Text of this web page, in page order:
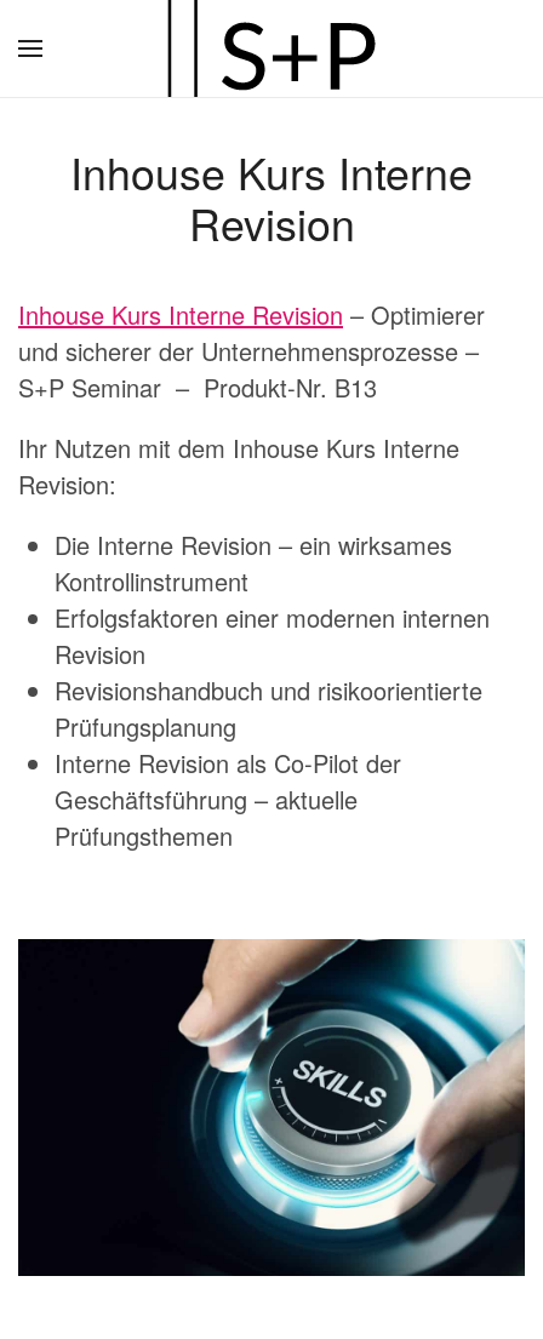
Hauptinhalt
Inhouse Kurs Interne
Revision
Inhouse Kurs Interne Revision – Optimierer
und sicherer der Unternehmensprozesse –
S+P Seminar – Produkt-Nr. B13
Ihr Nutzen mit dem Inhouse Kurs Interne
Revision:
Die Interne Revision – ein wirksames
Kontrollinstrument
Erfolgsfaktoren einer modernen internen
Revision
Revisionshandbuch und risikoorientierte
Prüfungsplanung
Interne Revision als Co-Pilot der
Geschäftsführung – aktuelle
Prüfungsthemen